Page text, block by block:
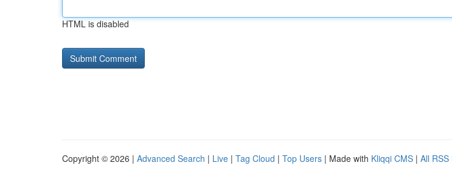
HTML is disabled
Copyright © 2026 | Advanced Search | Live | Tag Cloud | Top Users | Made with Kliqqi CMS | All